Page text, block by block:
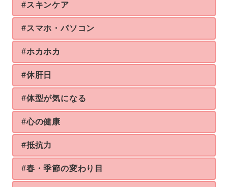
#スキンケア
#スマホ・パソコン
#ホカホカ
#休肝日
#体型が気になる
#心の健康
#抵抗力
#春・季節の変わり目